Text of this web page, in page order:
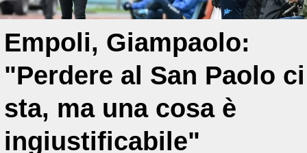
Empoli, Giampaolo:
"Perdere al San Paolo ci
sta, ma una cosa è
ingiustificabile"